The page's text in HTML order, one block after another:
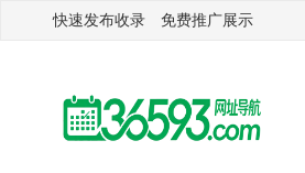
快速发布收录 免费推广展示